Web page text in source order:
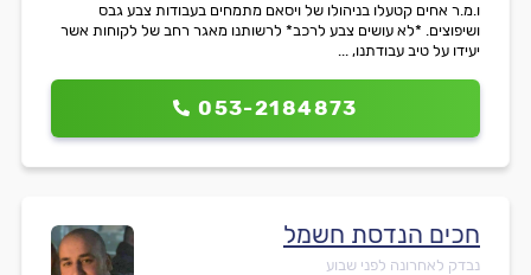
053-2184873
ו.מ.ר אחים קטעלו בניהולו של ויסאם מתמחים בעבודות צבע גבס
ושיפוצים. *לא עושים צבע לרכב* לרשותנו מאגר רחב של לקוחות אשר
יעידו על טיב עבודתנו, ...
חכים הנדסת חשמל
נבדק לאחרונה לפני שבוע